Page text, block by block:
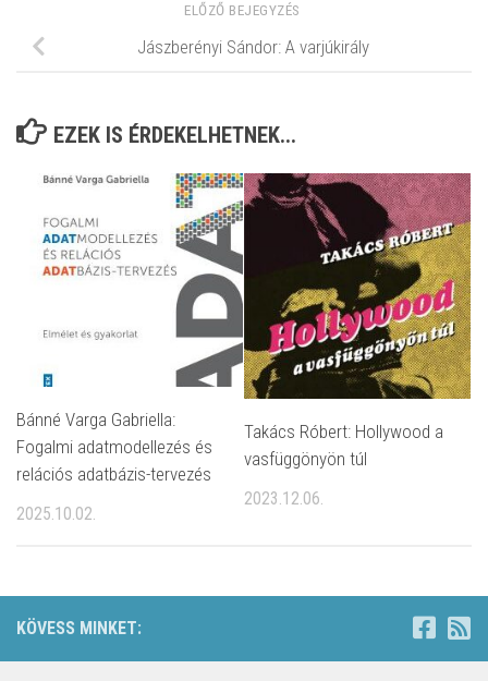
ELŐZŐ BEJEGYZÉS
Jászberényi Sándor: A varjúkirály
EZEK IS ÉRDEKELHETNEK...
Bánné Varga Gabriella:
Fogalmi adatmodellezés és
relációs adatbázis-tervezés
2025.10.02.
Takács Róbert: Hollywood a
vasfüggönyön túl
2023.12.06.
KÖVESS MINKET: